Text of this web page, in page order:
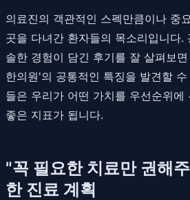
의료진의 객관적인 스펙만큼이나 중
곳을 다녀간 환자들의 목소리입니다.
솔한 경험이 담긴 후기를 잘 살펴보
한의원'의 공통적인 특징을 발견할
들은 우리가 어떤 가치를 우선순위에
좋은 지표가 됩니다.
"꼭 필요한 치료만 권해
한 진료 계획